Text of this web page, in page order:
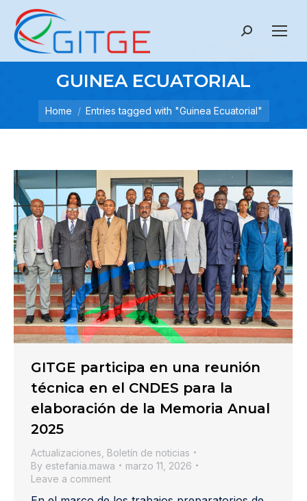
Search:
GUINEA ECUATORIAL
Home Entries tagged with "Guinea Ecuatorial"
GITGE participa en una reunión
técnica en el CNDES para la
elaboración de la Memoria Anual
2025
Actualizaciones Boletín de noticias
By estefania.mawa
marzo 11, 2026
Leave a comment